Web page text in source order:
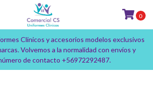
Clínicos y accesorios modelos exclusivos
Volvemos a la normalidad con envíos y
de contacto +56972292487.
0